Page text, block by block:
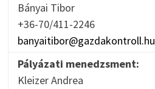
Bányai Tibor
+36-70/411-2246
banyaitibor@gazdakontroll.hu
Pályázati menedzsment:
Kleizer Andrea